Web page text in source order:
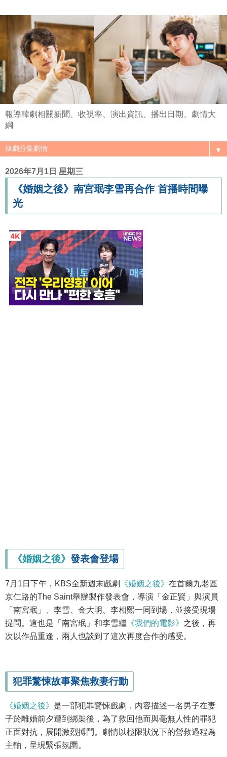
報導韓劇相關新聞、收視率、演出資訊、播出日期、劇情大
綱
▼
2026年7月1日 星期三
《婚姻之後》南宮珉李雪再合作 首播時間曝
光
《婚姻之後》 發表會登場
7月1日下午，KBS全新週末戲劇 《婚姻之後》 在首爾九老區
京仁路的The Saint舉辦製作發表會，導演「金正賢」與演員
「南宮珉」、李雪、金大明、李相熙一同到場，並接受現場
提問。這也是「南宮珉」和李雪繼 《我們的電影》 之後，再
次以作品重逢，兩人也談到了這次再度合作的感受。
犯罪驚悚故事聚焦救妻行動
《婚姻之後》 是一部犯罪驚悚戲劇，內容描述一名男子在妻
子於離婚前夕遭到綁架後，為了救回他而與毫無人性的罪犯
正面對抗，展開激烈搏鬥。劇情以極限狀況下的營救過程為
主軸，呈現緊張氛圍。